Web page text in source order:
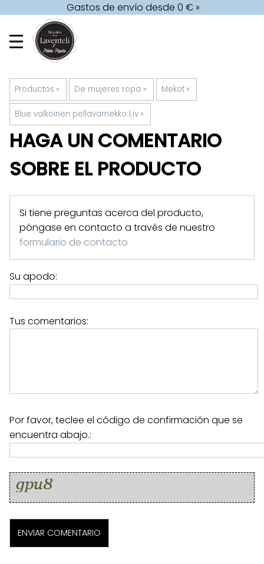
Gastos de envío desde 0 € »
Productos ‪» De mujeres ropa ‪» Mekot ‪»
Blue valkoinen pellavamekko Liv ‪»
HAGA UN COMENTARIO
SOBRE EL PRODUCTO
Si tiene preguntas acerca del producto,
póngase en contacto a través de nuestro
formulario de contacto
Su apodo:
Tus comentarios:
Por favor, teclee el código de confirmación que se
encuentra abajo.: